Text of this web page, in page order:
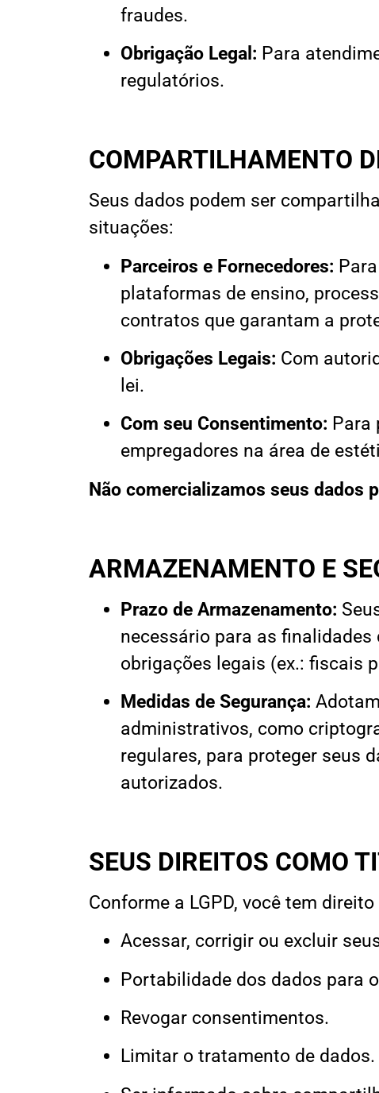
fraudes.
Obrigação Legal: Para
regulatórios.
COMPARTILHAMENTO
Seus dados podem ser
situações:
Parceiros e Fornecedores:
plataformas de ensino,
contratos que garantam a
Obrigações Legais: Com
lei.
Com seu Consentimento: Para
empregadores na área de
Não comercializamos seus dados
ARMAZENAMENTO E
Prazo de Armazenamento:
necessário para as
obrigações legais (ex.: fiscais
Medidas de Segurança:
administrativos, como
regulares, para proteger seus
autorizados.
SEUS DIREITOS COMO
Conforme a LGPD, você tem direito
Acessar, corrigir ou excluir
Portabilidade dos dados para
Revogar consentimentos.
Limitar o tratamento de dados.